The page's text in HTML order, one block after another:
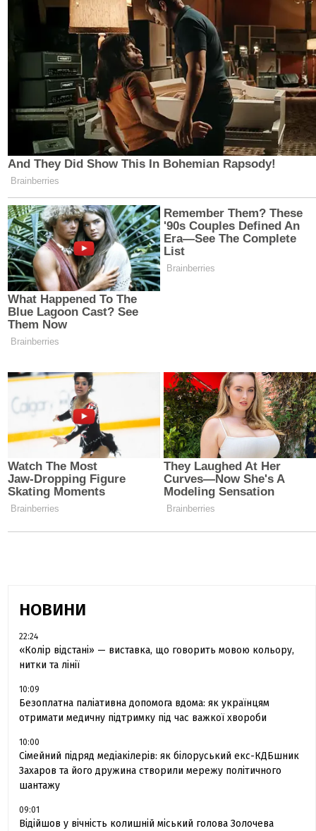
НОВИНИ
22:24
«Колір відстані» — виставка, що говорить мовою кольору,
нитки та лінії
10:09
Безоплатна паліативна допомога вдома: як українцям
отримати медичну підтримку під час важкої хвороби
10:00
Сімейний підряд медіакілерів: як білоруський екс-КДБшник
Захаров та його дружина створили мережу політичного
шантажу
09:01
Відійшов у вічність колишній міський голова Золочева